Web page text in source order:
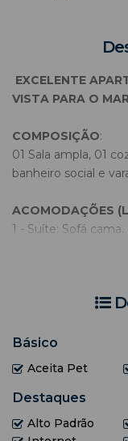
EXCELENTE
VISTA PARA O
COMPOSIÇÃO:
01 Sala ampla, 01
banheiro social e
ACOMODAÇÕES
1 - Suíte: Sofá
massagem, TV 70
TV 50 polegadas,
massagem, TV 70
OBS: - Aceita pet
> Edifício com:
Básico
Aceita Pet
Destaques
Alto Padrão